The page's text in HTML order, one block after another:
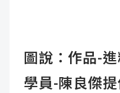
圖說：作品-
學員-陳良傑提